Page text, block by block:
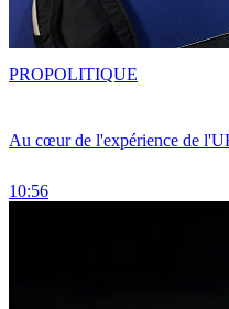
Au cœur de l'expérience de
10:56
PROPOLITIQUE